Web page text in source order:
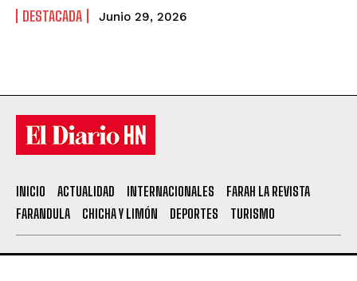
DESTACADA Junio 29, 2026
INICIO ACTUALIDAD INTERNACIONALES
FARAH LA REVISTA
FARANDULA
CHICHA Y LIMÓN DEPORTES TURISMO